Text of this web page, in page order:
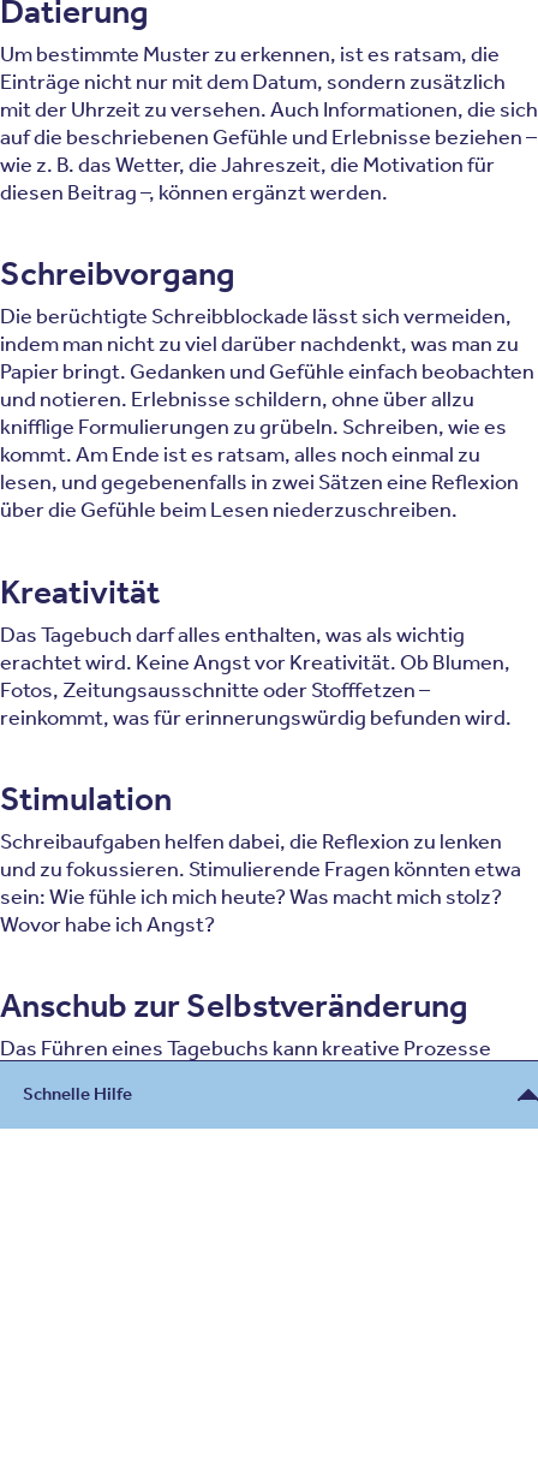
Schnelle Hilfe
Datierung
Um bestimmte Muster zu erkennen, ist es ratsam, die
Einträge nicht nur mit dem Datum, sondern zusätzlich
mit der Uhrzeit zu versehen. Auch Informationen, die sich
auf die beschriebenen Gefühle und Erlebnisse beziehen –
wie z. B. das Wetter, die Jahreszeit, die Motivation für
diesen Beitrag –, können ergänzt werden.
Schreibvorgang
Die berüchtigte Schreibblockade lässt sich vermeiden,
indem man nicht zu viel darüber nachdenkt, was man zu
Papier bringt. Gedanken und Gefühle einfach beobachten
und notieren. Erlebnisse schildern, ohne über allzu
knifflige Formulierungen zu grübeln. Schreiben, wie es
kommt. Am Ende ist es ratsam, alles noch einmal zu
lesen, und gegebenenfalls in zwei Sätzen eine Reflexion
über die Gefühle beim Lesen niederzuschreiben.
Kreativität
Das Tagebuch darf alles enthalten, was als wichtig
erachtet wird. Keine Angst vor Kreativität. Ob Blumen,
Fotos, Zeitungsausschnitte oder Stofffetzen –
reinkommt, was für erinnerungswürdig befunden wird.
Stimulation
Schreibaufgaben helfen dabei, die Reflexion zu lenken
und zu fokussieren. Stimulierende Fragen könnten etwa
sein: Wie fühle ich mich heute? Was macht mich stolz?
Wovor habe ich Angst?
Anschub zur Selbstveränderung
Das Führen eines Tagebuchs kann kreative Prozesse
Das Ich steht dabei stets im Mittelpunkt und darf sich in
seiner vollen Bandbreite beleuchten, verbalisieren,